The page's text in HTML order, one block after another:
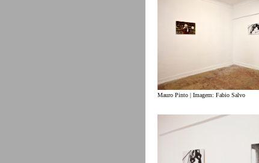
Mauro Pinto | Imagem: Fabio Salvo